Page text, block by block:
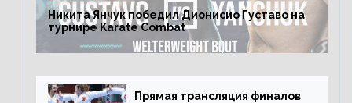
Никита Янчук победил Дионисио Густаво на
турнире Karate Combat
Прямая трансляция финалов